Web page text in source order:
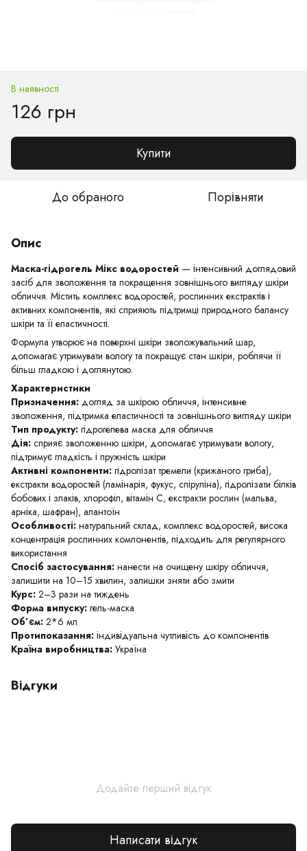
В наявності
126 грн
Купити
До обраного Порівняти
Опис
Маска-гідрогель Мікс водоростей — інтенсивний доглядовий
засіб для зволоження та покращення зовнішнього вигляду шкіри
обличчя. Містить комплекс водоростей, рослинних екстрактів і
активних компонентів, які сприяють підтримці природного балансу
шкіри та її еластичності.
Формула утворює на поверхні шкіри зволожувальний шар,
допомагає утримувати вологу та покращує стан шкіри, роблячи її
більш гладкою і доглянутою.
Характеристики
Призначення: догляд за шкірою обличчя, інтенсивне
зволоження, підтримка еластичності та зовнішнього вигляду шкіри
Тип продукту: гідрогелева маска для обличчя
Дія: сприяє зволоженню шкіри, допомагає утримувати вологу,
підтримує гладкість і пружність шкіри
Активні компоненти: гідролізат тремели (крижаного гриба),
екстракти водоростей (ламінарія, фукус, спіруліна), гідролізати білків
бобових і злаків, хлорофіл, вітамін С, екстракти рослин (мальва,
арніка, шафран), алантоїн
Особливості: натуральний склад, комплекс водоростей, висока
концентрація рослинних компонентів, підходить для регулярного
використання
Спосіб застосування: нанести на очищену шкіру обличчя,
залишити на 10–15 хвилин, залишки зняти або змити
Курс: 2–3 рази на тиждень
Форма випуску: гель-маска
Об’єм: 2*6 мл
Протипоказання: індивідуальна чутливість до компонентів
Країна виробництва: Україна
Відгуки
Додайте перший відгук
Написати відгук